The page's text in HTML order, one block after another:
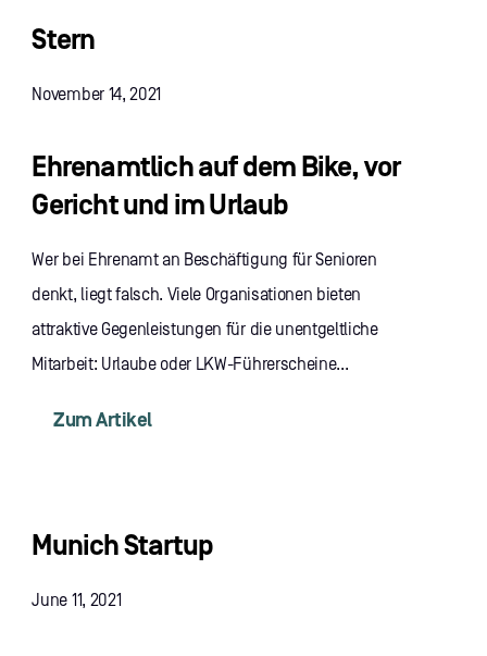
Stern
November 14, 2021
Ehrenamtlich auf dem Bike, vor
Gericht und im Urlaub
Wer bei Ehrenamt an Beschäftigung für Senioren
denkt, liegt falsch. Viele Organisationen bieten
attraktive Gegenleistungen für die unentgeltliche
Mitarbeit: Urlaube oder LKW-Führerscheine...
Zum Artikel
Munich Startup
June 11, 2021